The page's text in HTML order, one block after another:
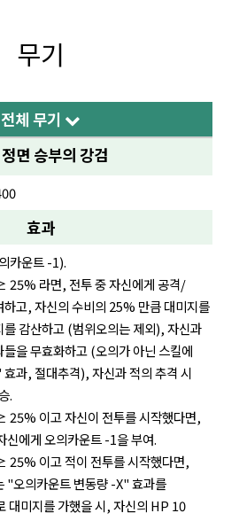
무기
전체 무기
정면 승부의 강검
효과
카운트 -1).
25% 라면, 전투 중 자신에게 공격/
고, 자신의 수비의 25% 만큼 대미지를
를 감산하고 (범위오의는 제외), 자신과
을 무효화하고 (오의가 아닌 스킬에
과, 절대추격), 자신과 적의 추격 시
.
25% 이고 자신이 전투를 시작했다면,
신에게 오의카운트 -1을 부여.
25% 이고 적이 전투를 시작했다면,
"오의카운트 변동량 -X" 효과를
대미지를 가했을 시, 자신의 HP 10